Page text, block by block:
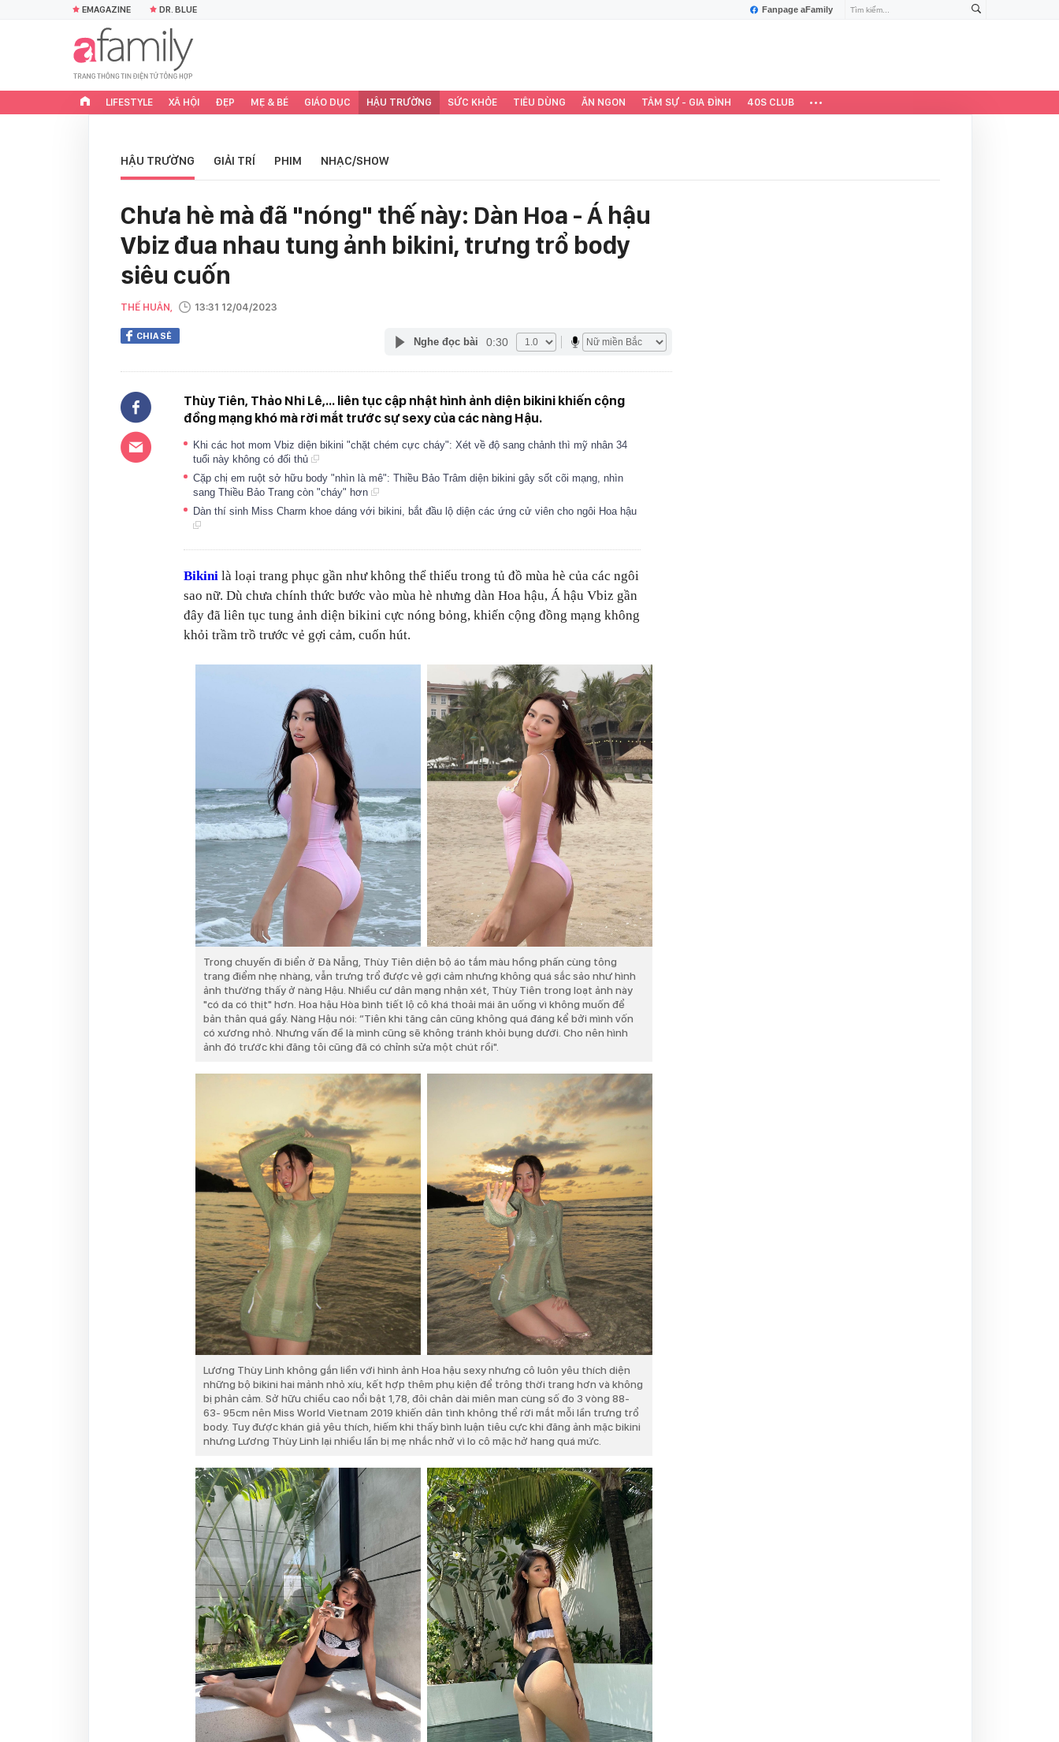
Fanpage aFamily
EMAGAZINE DR. BLUE
LIFESTYLE XÃ HỘI ĐẸP MẸ & BÉ GIÁO DỤC HẬU TRƯỜNG SỨC KHỎE TIÊU DÙNG ĂN NGON TÂM SỰ - GIA ĐÌNH 40S CLUB
HẬU TRƯỜNG GIẢI TRÍ PHIM NHẠC/SHOW
Chưa hè mà đã "nóng" thế này: Dàn Hoa - Á hậu
Vbiz đua nhau tung ảnh bikini, trưng trổ body
siêu cuốn
THẾ HUÂN, 13:31 12/04/2023
CHIA SẺ Nghe đọc bài 0:30
Thùy Tiên, Thảo Nhi Lê,... liên tục cập nhật hình ảnh diện bikini khiến cộng
đồng mạng khó mà rời mắt trước sự sexy của các nàng Hậu.
Khi các hot mom Vbiz diện bikini "chặt chém cực cháy": Xét về độ sang chảnh thì mỹ nhân 34
tuổi này không có đối thủ
Cặp chị em ruột sở hữu body "nhìn là mê": Thiều Bảo Trâm diện bikini gây sốt cõi mạng, nhìn
sang Thiều Bảo Trang còn "cháy" hơn
Dàn thí sinh Miss Charm khoe dáng với bikini, bắt đầu lộ diện các ứng cử viên cho ngôi Hoa hậu
Bikini là loại trang phục gần như không thể thiếu trong tủ đồ mùa hè của các ngôi
sao nữ. Dù chưa chính thức bước vào mùa hè nhưng dàn Hoa hậu, Á hậu Vbiz gần
đây đã liên tục tung ảnh diện bikini cực nóng bỏng, khiến cộng đồng mạng không
khỏi trầm trồ trước vẻ gợi cảm, cuốn hút.
Trong chuyến đi biển ở Đà Nẵng, Thùy Tiên diện bộ áo tắm màu hồng phấn cùng tông
trang điểm nhẹ nhàng, vẫn trưng trổ được vẻ gợi cảm nhưng không quá sắc sảo như hình
ảnh thường thấy ở nàng Hậu. Nhiều cư dân mạng nhận xét, Thùy Tiên trong loạt ảnh này
"có da có thịt" hơn. Hoa hậu Hòa bình tiết lộ cô khá thoải mái ăn uống vì không muốn để
bản thân quá gầy. Nàng Hậu nói: “Tiên khi tăng cân cũng không quá đáng kể bởi mình vốn
có xương nhỏ. Nhưng vấn đề là mình cũng sẽ không tránh khỏi bụng dưới. Cho nên hình
ảnh đó trước khi đăng tôi cũng đã có chỉnh sửa một chút rồi".
Lương Thùy Linh không gắn liền với hình ảnh Hoa hậu sexy nhưng cô luôn yêu thích diện
những bộ bikini hai mảnh nhỏ xíu, kết hợp thêm phụ kiện để trông thời trang hơn và không
bị phản cảm. Sở hữu chiều cao nổi bật 1,78, đôi chân dài miên man cùng số đo 3 vòng 88-
63- 95cm nên Miss World Vietnam 2019 khiến dân tình không thể rời mắt mỗi lần trưng trổ
body. Tuy được khán giả yêu thích, hiếm khi thấy bình luận tiêu cực khi đăng ảnh mặc bikini
nhưng Lương Thùy Linh lại nhiều lần bị mẹ nhắc nhở vì lo cô mặc hở hang quá mức.